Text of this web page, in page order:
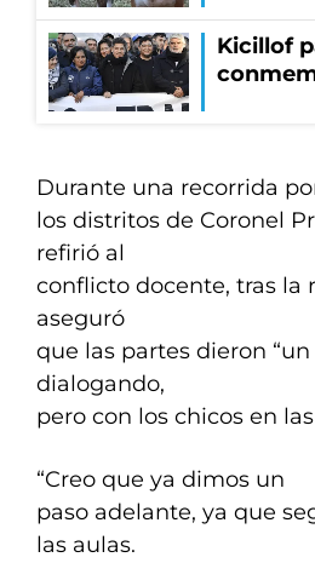
Kicillof
Durante una recorrida
los distritos de Coronel
refirió al
conflicto docente, tras la
aseguró
que las partes dieron
dialogando,
pero con los chicos en las
“Creo que ya dimos un
paso adelante, ya que
las aulas.